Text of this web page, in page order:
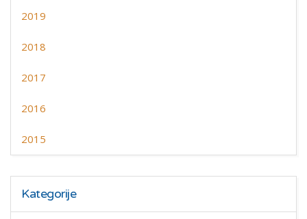
2019
2018
2017
2016
2015
Kategorije